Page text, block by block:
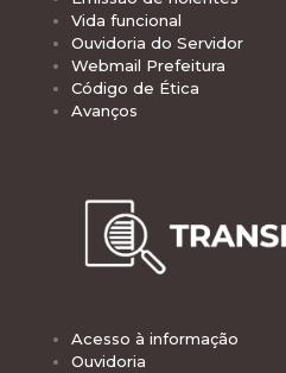
Vida funcional
Ouvidoria do Servidor
Webmail Prefeitura
Código de Ética
Avanços
Acesso à informação
Ouvidoria